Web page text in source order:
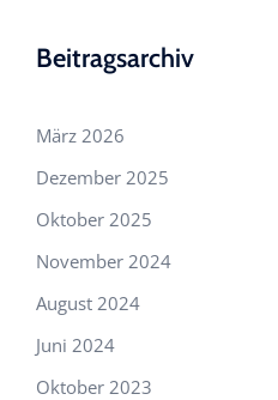
Beitragsarchiv
März 2026
Dezember 2025
Oktober 2025
November 2024
August 2024
Juni 2024
Oktober 2023